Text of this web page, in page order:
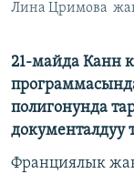
Лина Цримова
21-майда Канн
полигонунда
документалдуу
Франциялык